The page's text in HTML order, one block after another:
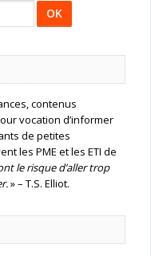
contenus
vocation d’informer
de petites
les PME et les ETI de
le risque d’aller trop
» – T.S. Elliot.